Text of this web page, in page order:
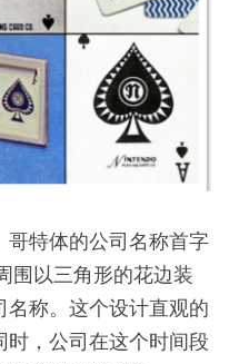
哥特体的公司名称首字
围以三角形的花边装
称。这个设计直观的
时，公司在这个时间段